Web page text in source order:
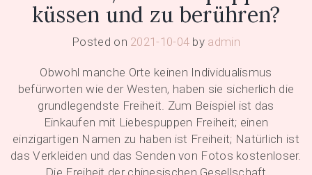
küssen und zu berühren?
Posted on 2021-10-04 by admin
Obwohl manche Orte keinen Individualismus
befürworten wie der Westen, haben sie sicherlich die
grundlegendste Freiheit. Zum Beispiel ist das
Einkaufen mit Liebespuppen Freiheit; einen
einzigartigen Namen zu haben ist Freiheit; Natürlich ist
das Verkleiden und das Senden von Fotos kostenloser.
Die Freiheit der chinesischen Gesellschaft